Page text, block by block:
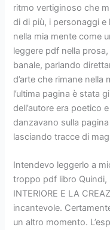
ritmo vertiginoso che
di di più, i personaggi
nella mia mente come
leggere pdf nella
banale, parlando
d’arte che rimane
l’ultima pagina è stata
dell’autore era poetico
danzavano sulla
lasciando tracce di
Intendevo leggerlo a
troppo pdf libro Quindi,
INTERIORE E LA
incantevole.
un altro momento.